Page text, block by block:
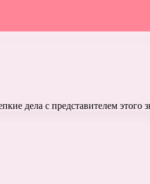
дела с представителем